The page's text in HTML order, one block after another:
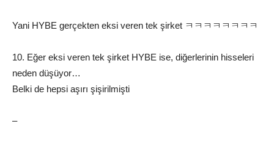
Yani HYBE gerçekten eksi veren tek şirket ㅋㅋㅋㅋㅋㅋㅋㅋ
10. Eğer eksi veren tek şirket HYBE ise, diğerlerinin hisseleri
neden düşüyor…
Belki de hepsi aşırı şişirilmişti
–